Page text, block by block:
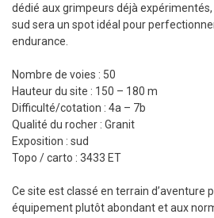
dédié aux grimpeurs déjà
sud sera un spot idéal pour
endurance.
Nombre de voies : 50
Hauteur du site : 150 – 180 m
Difficulté/cotation : 4a – 7b
Qualité du rocher : Granit
Exposition : sud
Topo / carto : 3433 ET
Ce site est classé en terrain d’aventure
équipement plutôt abondant et aux